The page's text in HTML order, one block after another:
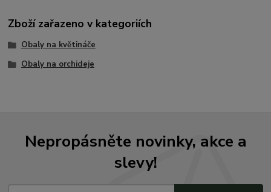
Zboží zařazeno v kategoriích
Obaly na květináče
Obaly na orchideje
Nepropásněte novinky, akce a
slevy!